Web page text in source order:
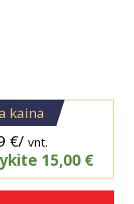
kaina
€/ vnt.
15,00 €